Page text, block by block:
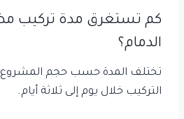
كم تستغرق مدة تركيب
الدمام؟
تختلف المدة حسب حجم المشروع،
التركيب خلال يوم إلى ثلاثة أيام.